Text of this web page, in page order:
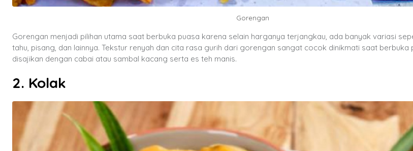
Gorengan
Gorengan menjadi pilihan utama saat berbuka puasa karena selain harganya terjangkau, ada banyak variasi
tahu, pisang, dan lainnya. Tekstur renyah dan cita rasa gurih dari gorengan sangat cocok dinikmati saat berbuka
disajikan dengan cabai atau sambal kacang serta es teh manis.
2. Kolak